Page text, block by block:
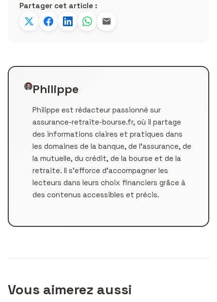
Partager cet article :
Philippe
Philippe est rédacteur passionné sur
assurance-retraite-bourse.fr, où il partage
des informations claires et pratiques dans
les domaines de la banque, de l’assurance, de
la mutuelle, du crédit, de la bourse et de la
retraite. Il s’efforce d’accompagner les
lecteurs dans leurs choix financiers grâce à
des contenus accessibles et précis.
Vous aimerez aussi